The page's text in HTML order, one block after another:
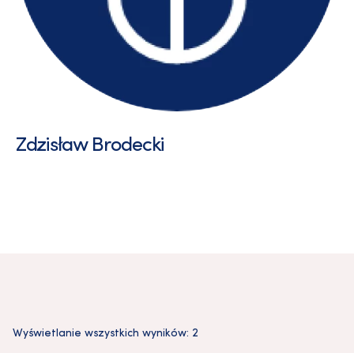
Zdzisław Brodecki
Wyświetlanie wszystkich wyników: 2